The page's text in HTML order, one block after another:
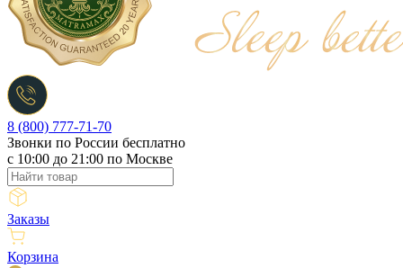
8 (800) 777-71-70
Звонки по России бесплатно
c 10:00 до 21:00 по Москве
Заказы
Корзина